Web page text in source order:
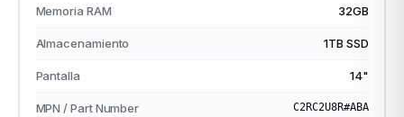
Memoria RAM 32GB
Almacenamiento 1TB SSD
Pantalla 14"
MPN / Part Number C2RC2U8R#ABA